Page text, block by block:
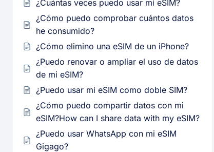
¿Cuántas veces puedo usar mi eSIM?
¿Cómo puedo comprobar cuántos datos
he consumido?
¿Cómo elimino una eSIM de un iPhone?
¿Puedo renovar o ampliar el uso de datos
de mi eSIM?
¿Puedo usar mi eSIM como doble SIM?
¿Cómo puedo compartir datos con mi
eSIM?How can I share data with my eSIM?
¿Puedo usar WhatsApp con mi eSIM
Gigago?